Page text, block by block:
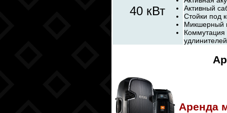
40 кВт
Активный
Стойки под
Микшерный
Коммутация
Аренда